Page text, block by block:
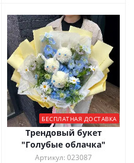
БЕСПЛАТНАЯ ДОСТАВКА
Трендовый букет
"Голубые облачка"
Артикул: 023087